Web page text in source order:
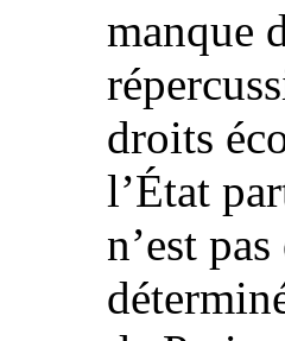
manque
droits
l’État
n’est